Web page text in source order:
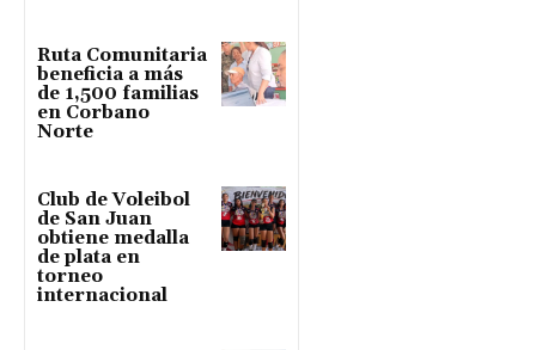
Ruta Comunitaria
beneficia a más
de 1,500 familias
en Corbano
Norte
Club de Voleibol
de San Juan
obtiene medalla
de plata en
torneo
internacional